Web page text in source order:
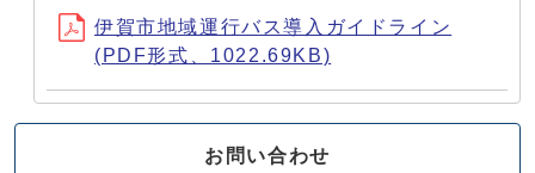
伊賀市地域運行バス導入ガイドライン
(PDF形式、1022.69KB)
お問い合わせ